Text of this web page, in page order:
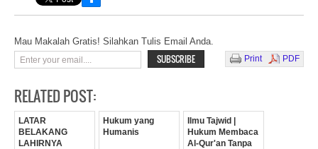
Mau Makalah Gratis! Silahkan Tulis Email Anda.
Print PDF
RELATED POST:
LATAR
BELAKANG
LAHIRNYA
Hukum yang
Humanis
Ilmu Tajwid |
Hukum Membaca
Al-Qur'an Tanpa